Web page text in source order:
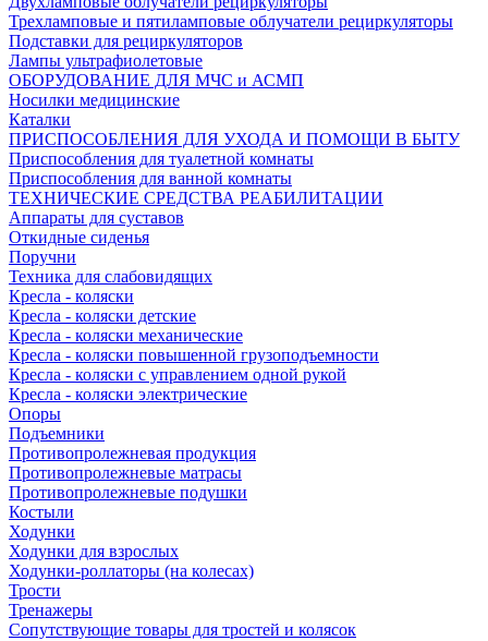
Трехламповые и пятиламповые облучатели рециркуляторы
Подставки для рециркуляторов
Лампы ультрафиолетовые
ОБОРУДОВАНИЕ ДЛЯ МЧС и АСМП
Носилки медицинские
Каталки
ПРИСПОСОБЛЕНИЯ ДЛЯ УХОДА И ПОМОЩИ В БЫТУ
Приспособления для туалетной комнаты
Приспособления для ванной комнаты
ТЕХНИЧЕСКИЕ СРЕДСТВА РЕАБИЛИТАЦИИ
Аппараты для суставов
Откидные сиденья
Поручни
Техника для слабовидящих
Кресла - коляски
Кресла - коляски детские
Кресла - коляски механические
Кресла - коляски повышенной грузоподъемности
Кресла - коляски с управлением одной рукой
Кресла - коляски электрические
Опоры
Подъемники
Противопролежневая продукция
Противопролежневые матрасы
Противопролежневые подушки
Костыли
Ходунки
Ходунки для взрослых
Ходунки-роллаторы (на колесах)
Трости
Тренажеры
Сопутствующие товары для тростей и колясок